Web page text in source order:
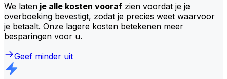
We laten je alle kosten vooraf zien voordat je je
overboeking bevestigt, zodat je precies weet waarvoor
je betaalt. Onze lagere kosten betekenen meer
besparingen voor u.
Geef minder uit